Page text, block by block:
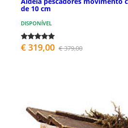
de 10 cm
DISPONÍVEL
€ 319,00 € 379,00